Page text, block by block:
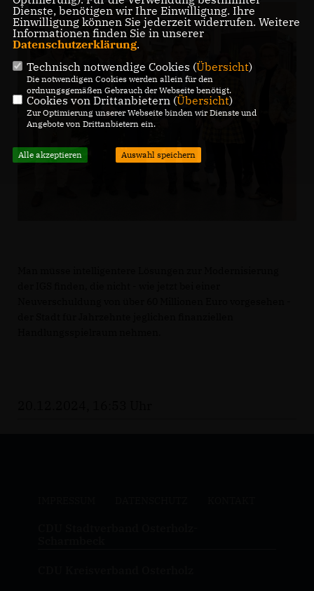
Dienste, benötigen wir Ihre Einwilligung. Ihre
Einwilligung können Sie jederzeit widerrufen. Weitere
Informationen finden Sie in unserer
Datenschutzerklärung.
Technisch notwendige Cookies (Übersicht)
Die notwendigen Cookies werden allein für den
ordnungsgemäßen Gebrauch der Webseite benötigt.
Cookies von Drittanbietern (Übersicht)
Zur Optimierung unserer Webseite binden wir Dienste und
Angebote von Drittanbietern ein.
Alle akzeptieren Auswahl speichern